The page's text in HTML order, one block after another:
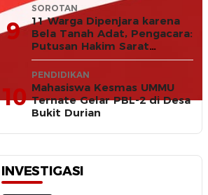
9
SOROTAN
11 Warga Dipenjara karena
Bela Tanah Adat, Pengacara:
Putusan Hakim Sarat
Kejanggalan dan Abaikan
Keadilan
10
PENDIDIKAN
Mahasiswa Kesmas UMMU
Ternate Gelar PBL-2 di Desa
Bukit Durian
INVESTIGASI